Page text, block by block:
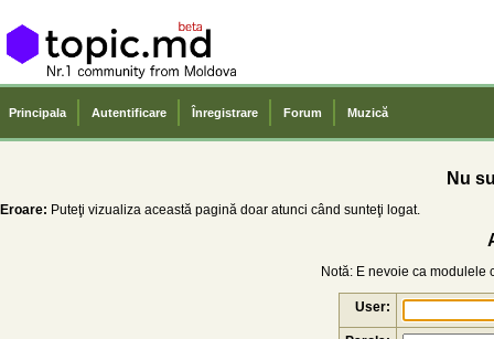
Principala Autentificare Înregistrare Forum Muzică
Nu
Eroare: Puteţi vizualiza această pagină doar atunci când sunteţi logat.
Notă: E nevoie ca modulele
User: